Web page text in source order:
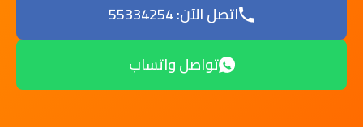
اتصل الآن: 55334254
تواصل واتساب